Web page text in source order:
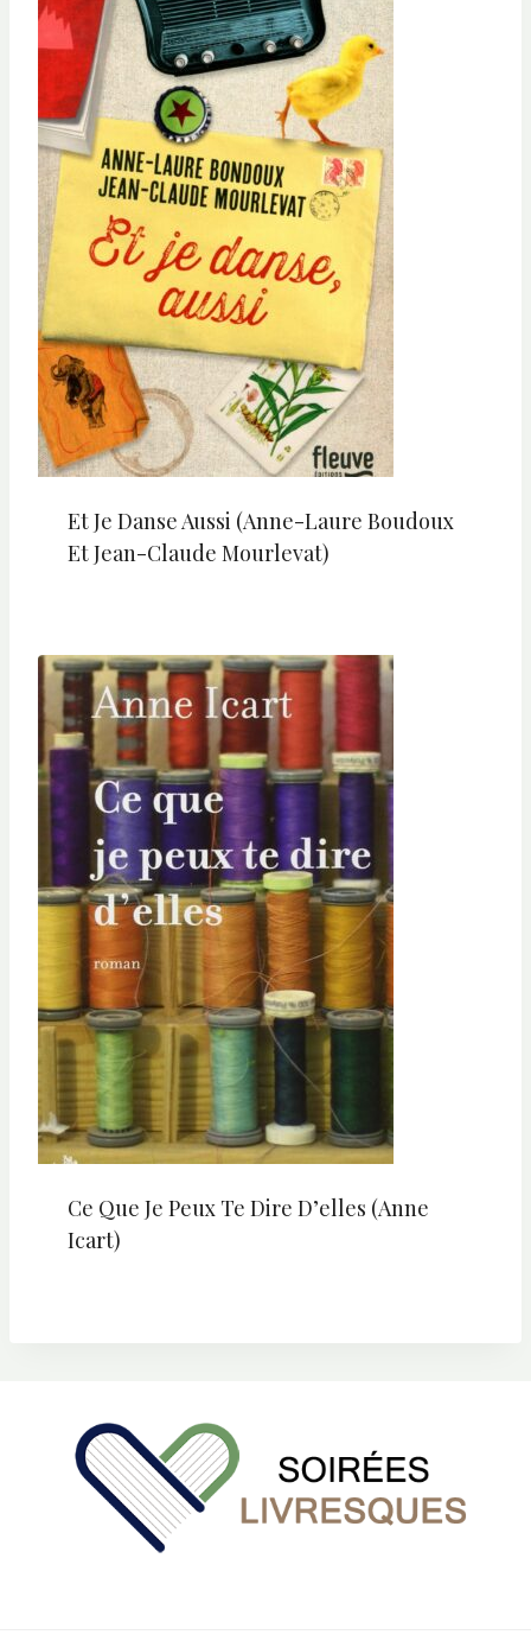
Et Je Danse Aussi (Anne-Laure Boudoux
Et Jean-Claude Mourlevat)
Ce Que Je Peux Te Dire D’elles (Anne
Icart)